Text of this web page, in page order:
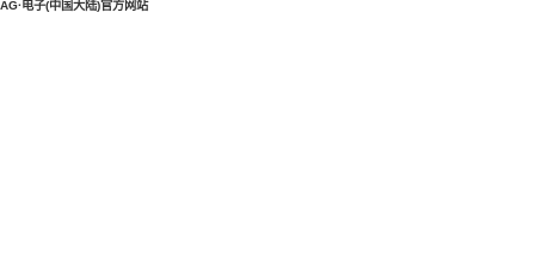
AG·电子(中国大陆)官方网站